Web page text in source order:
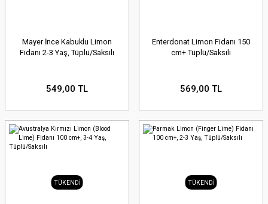
Mayer İnce Kabuklu Limon
Fidanı 2-3 Yaş, Tüplü/Saksılı
549,00 TL
Enterdonat Limon Fidanı 150
cm+ Tüplü/Saksılı
569,00 TL
TÜKENDİ TÜKENDİ